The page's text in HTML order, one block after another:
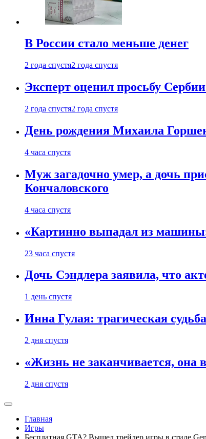
В России стало меньше денег
2 года спустя2 года спустя
Эксперт оценил просьбу
2 года спустя2 года спустя
День рождения Михаила
4 часа спустя
Муж загадочно умер, а дочь
Кончаловского
4 часа спустя
«Картинно выпадал из
23 часа спустя
Дочь Сэндлера заявила, что
1 день спустя
Инна Гулая: трагическая
2 дня спустя
«Жизнь не заканчивается, она
2 дня спустя
Главная
Игры
Бесплатная GTA? Вышел трейлер игры в стиле